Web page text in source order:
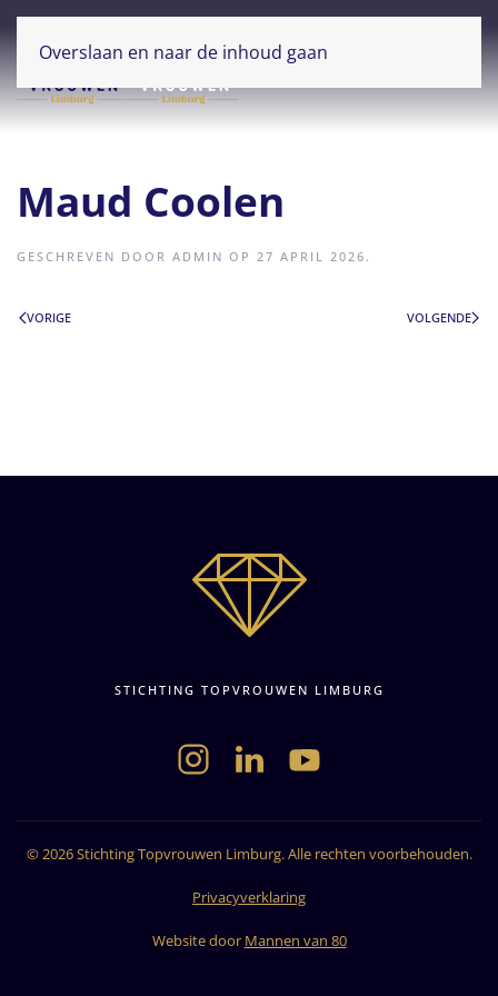
Overslaan en naar de inhoud gaan
Maud Coolen
GESCHREVEN DOOR ADMIN OP 27 APRIL 2026 .
VORIGE VOLGENDE
STICHTING TOPVROUWEN LIMBURG
©2026Stichting Topvrouwen Limburg. Alle rechten voorbehouden.
Privacyverklaring
Website door Mannen van 80